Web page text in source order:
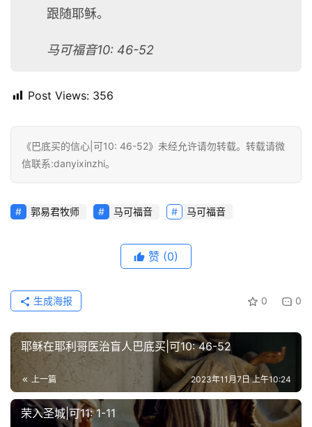
首
日
赞
美
敬
跟随耶稣。
马可福音10: 46-52
Post Views: 356
《巴底买的信心|可10: 46-52》未经允许请勿转载。转载请微
信联系:danyixinzhi。
郭易君牧师 马可福音 马可福音
赞 (0)
0 0
生成海报
耶稣在耶利哥医治盲人巴底买|可10: 46-52
上一篇 2023年11月7日 上午10:24
荣入圣城|可11: 1-11